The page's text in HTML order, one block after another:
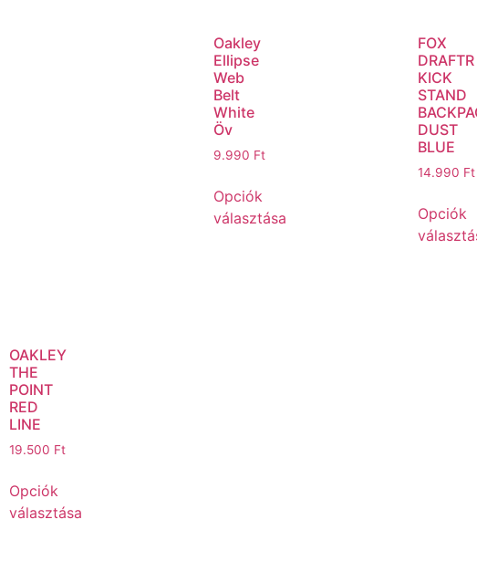
Oakley
Ellipse
Web
Belt
White
Öv
9.990 Ft
Opciók
választása
FOX
DRAFTR
KICK
STAND
DUST
BLUE
14.990 Ft
Opciók
OAKLEY
THE
POINT
RED
LINE
19.500 Ft
Opciók
választása